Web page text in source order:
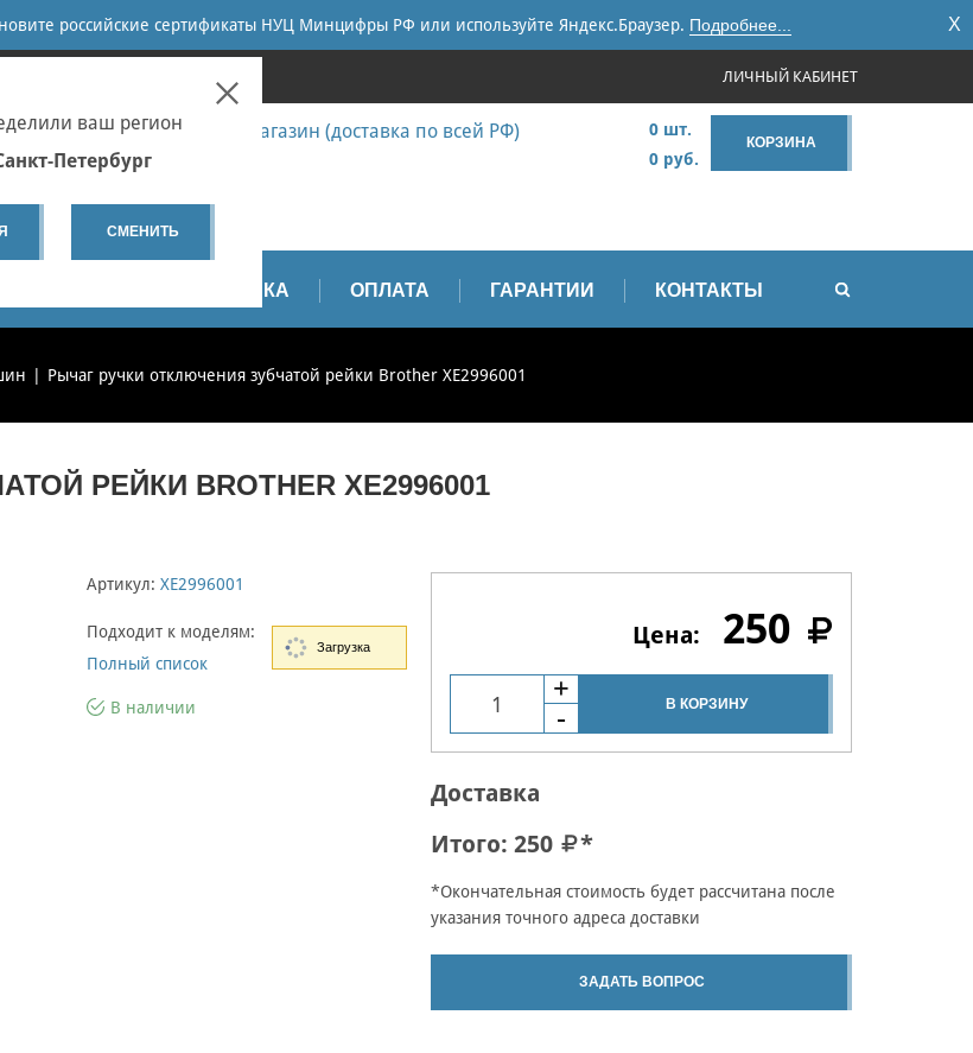
российские сертификаты НУЦ Минцифры РФ или используйте Яндекс.Браузер. Подробнее... X
ваш регион
Петербург
СМЕНИТЬ
ЛИЧНЫЙ КАБИНЕТ
67-58 Запчасти - интернет-магазин (доставка по всей РФ)
67-37 Ремонт
КОРЗИНА
0 шт.
0 руб.
ДОСТАВКА ОПЛАТА ГАРАНТИИ КОНТАКТЫ
Рычаг ручки отключения зубчатой рейки Brother XE2996001
РЕЙКИ BROTHER XE2996001
Артикул: XE2996001
Подходит к моделям:
Полный список
В наличии
250
В КОРЗИНУ
Доставка
Итого: 250 *
*Окончательная стоимость будет рассчитана после
указания точного адреса доставки
ЗАДАТЬ ВОПРОС
Загрузка